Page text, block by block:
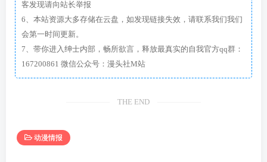
客发现请向站长举报
6、本站资源大多存储在云盘，如发现链接失效，请联系我们我们
会第一时间更新。
7、带你进入绅士内部，畅所欲言，释放最真实的自我官方qq群：
167200861 微信公众号：漫头社M站
THE END
动漫情报